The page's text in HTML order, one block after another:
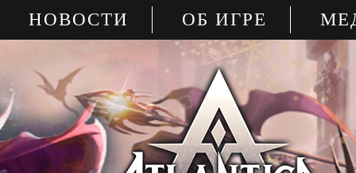
НОВОСТИ ОБ ИГРЕ